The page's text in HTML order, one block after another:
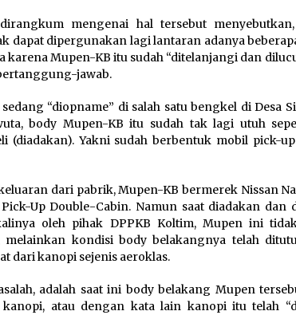
mengenai hal tersebut
dapat dipergunakan lagi lantaran adanya
karena Mupen-KB itu sudah “ditelanjangi dan
jawab.
“diopname” di salah satu bengkel di Desa
body Mupen-KB itu sudah tak lagi utuh
(diadakan). Yakni sudah berbentuk mobil pick-
dari pabrik, Mupen-KB bermerek Nissan
Up Double-Cabin. Namun saat diadakan dan
oleh pihak DPPKB Koltim, Mupen ini
melainkan kondisi body belakangnya telah
dari kanopi sejenis aeroklas.
adalah saat ini body belakang Mupen
atau dengan kata lain kanopi itu telah